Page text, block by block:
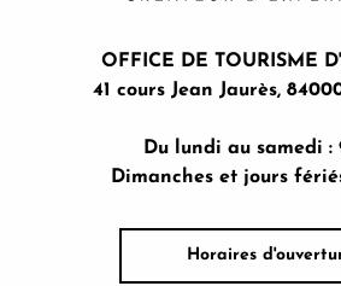
OFFICE DE TOURISME
41 cours Jean Jaurès,
Du lundi au samedi :
Dimanches et jours
Horaires